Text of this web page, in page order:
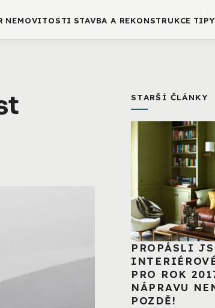
NEMOVITOSTI STAVBA A REKONSTRUKCE
STARŠÍ ČLÁNKY
PROPÁSLI
PRO ROK
NÁPRAVU
POZDĚ!